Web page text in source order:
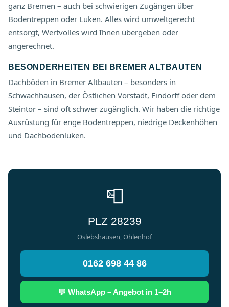
ganz Bremen – auch bei schwierigen Zugängen über
Bodentreppen oder Luken. Alles wird umweltgerecht
entsorgt, Wertvolles wird Ihnen übergeben oder
angerechnet.
BESONDERHEITEN BEI BREMER ALTBAUTEN
Dachböden in Bremer Altbauten – besonders in
Schwachhausen, der Östlichen Vorstadt, Findorff oder dem
Steintor – sind oft schwer zugänglich. Wir haben die richtige
Ausrüstung für enge Bodentreppen, niedrige Deckenhöhen
und Dachbodenluken.
📮
PLZ 28239
Oslebshausen, Ohlenhof
0162 698 44 86
💬 WhatsApp – Angebot in 1–2h